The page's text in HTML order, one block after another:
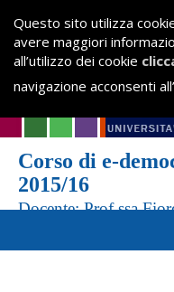
Questo sito utilizza
avere maggiori
all’utilizzo dei cookie
navigazione acconsenti
Corso di e-
2015/16
Docente: Prof.ssa